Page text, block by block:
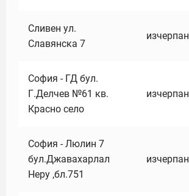
Сливен ул.
Славянска 7
изчерпан
София - ГД бул.
Г.Делчев №61 кв.
Красно село
изчерпан
София - Люлин 7
бул.Джавахарлал
Неру ,бл.751
изчерпан